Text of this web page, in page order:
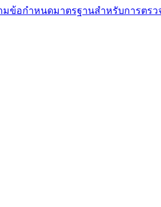
อกำหนดมาตรฐานสำหรับการตรว